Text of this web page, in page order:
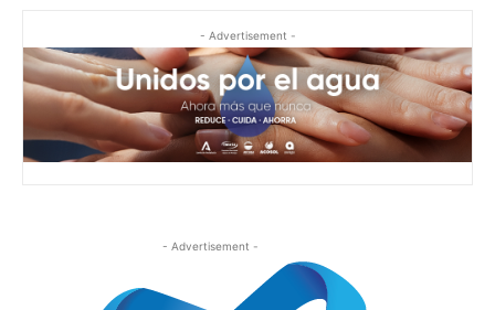
- Advertisement -
- Advertisement -